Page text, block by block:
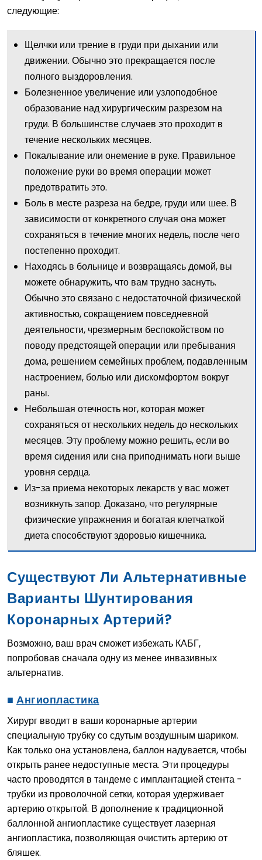
следующие:
Щелчки или трение в груди при дыхании или
движении. Обычно это прекращается после
полного выздоровления.
Болезненное увеличение или узлоподобное
образование над хирургическим разрезом на
груди. В большинстве случаев это проходит в
течение нескольких месяцев.
Покалывание или онемение в руке. Правильное
положение руки во время операции может
предотвратить это.
Боль в месте разреза на бедре, груди или шее. В
зависимости от конкретного случая она может
сохраняться в течение многих недель, после чего
постепенно проходит.
Находясь в больнице и возвращаясь домой, вы
можете обнаружить, что вам трудно заснуть.
Обычно это связано с недостаточной физической
активностью, сокращением повседневной
деятельности, чрезмерным беспокойством по
поводу предстоящей операции или пребывания
дома, решением семейных проблем, подавленным
настроением, болью или дискомфортом вокруг
раны.
Небольшая отечность ног, которая может
сохраняться от нескольких недель до нескольких
месяцев. Эту проблему можно решить, если во
время сидения или сна приподнимать ноги выше
уровня сердца.
Из-за приема некоторых лекарств у вас может
возникнуть запор. Доказано, что регулярные
физические упражнения и богатая клетчаткой
диета способствуют здоровью кишечника.
Существуют Ли Альтернативные
Варианты Шунтирования
Коронарных Артерий?
Возможно, ваш врач сможет избежать КАБГ,
попробовав сначала одну из менее инвазивных
альтернатив.
■ Ангиопластика
Хирург вводит в ваши коронарные артерии
специальную трубку со сдутым воздушным шариком.
Как только она установлена, баллон надувается, чтобы
открыть ранее недоступные места. Эти процедуры
часто проводятся в тандеме с имплантацией стента -
трубки из проволочной сетки, которая удерживает
артерию открытой. В дополнение к традиционной
баллонной ангиопластике существует лазерная
ангиопластика, позволяющая очистить артерию от
бляшек.